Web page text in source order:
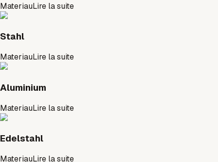
MateriauLire la suite
Stahl
MateriauLire la suite
Aluminium
MateriauLire la suite
Edelstahl
MateriauLire la suite